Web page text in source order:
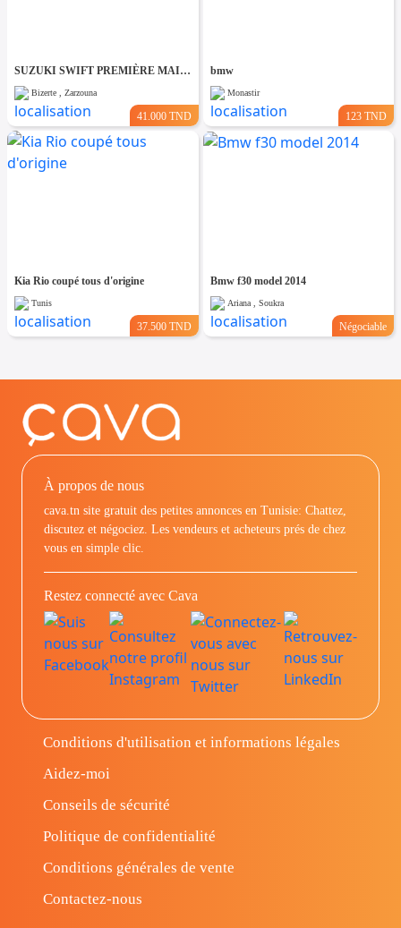
SUZUKI SWIFT PREMIÈRE MAIN EN EXCELLENT ÉTAT
Bizerte , Zarzouna
41.000 TND
bmw
Monastir
123 TND
Kia Rio coupé tous d'origine
Tunis
37.500 TND
Bmw f30 model 2014
Ariana , Soukra
Négociable
À propos de nous
cava.tn site gratuit des petites annonces en Tunisie: Chattez,
discutez et négociez. Les vendeurs et acheteurs prés de chez
vous en simple clic.
Restez connecté avec Cava
Conditions d'utilisation et informations légales
Aidez-moi
Conseils de sécurité
Politique de confidentialité
Conditions générales de vente
Contactez-nous